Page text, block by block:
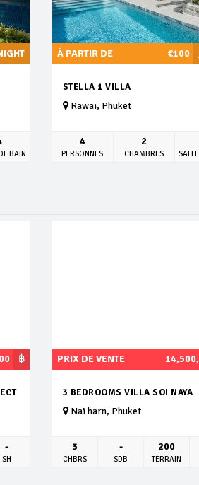
BAIN
À PARTIR DE €100
STELLA 1 VILLA
Rawai, Phuket
4
PERSONNES
2
CHAMBRES
฿
-
SH
PRIX DE VENTE
3 BEDROOMS VILLA SOI NAYA
Nai harn, Phuket
3
CHBRS
-
SDB
200
TERRAIN